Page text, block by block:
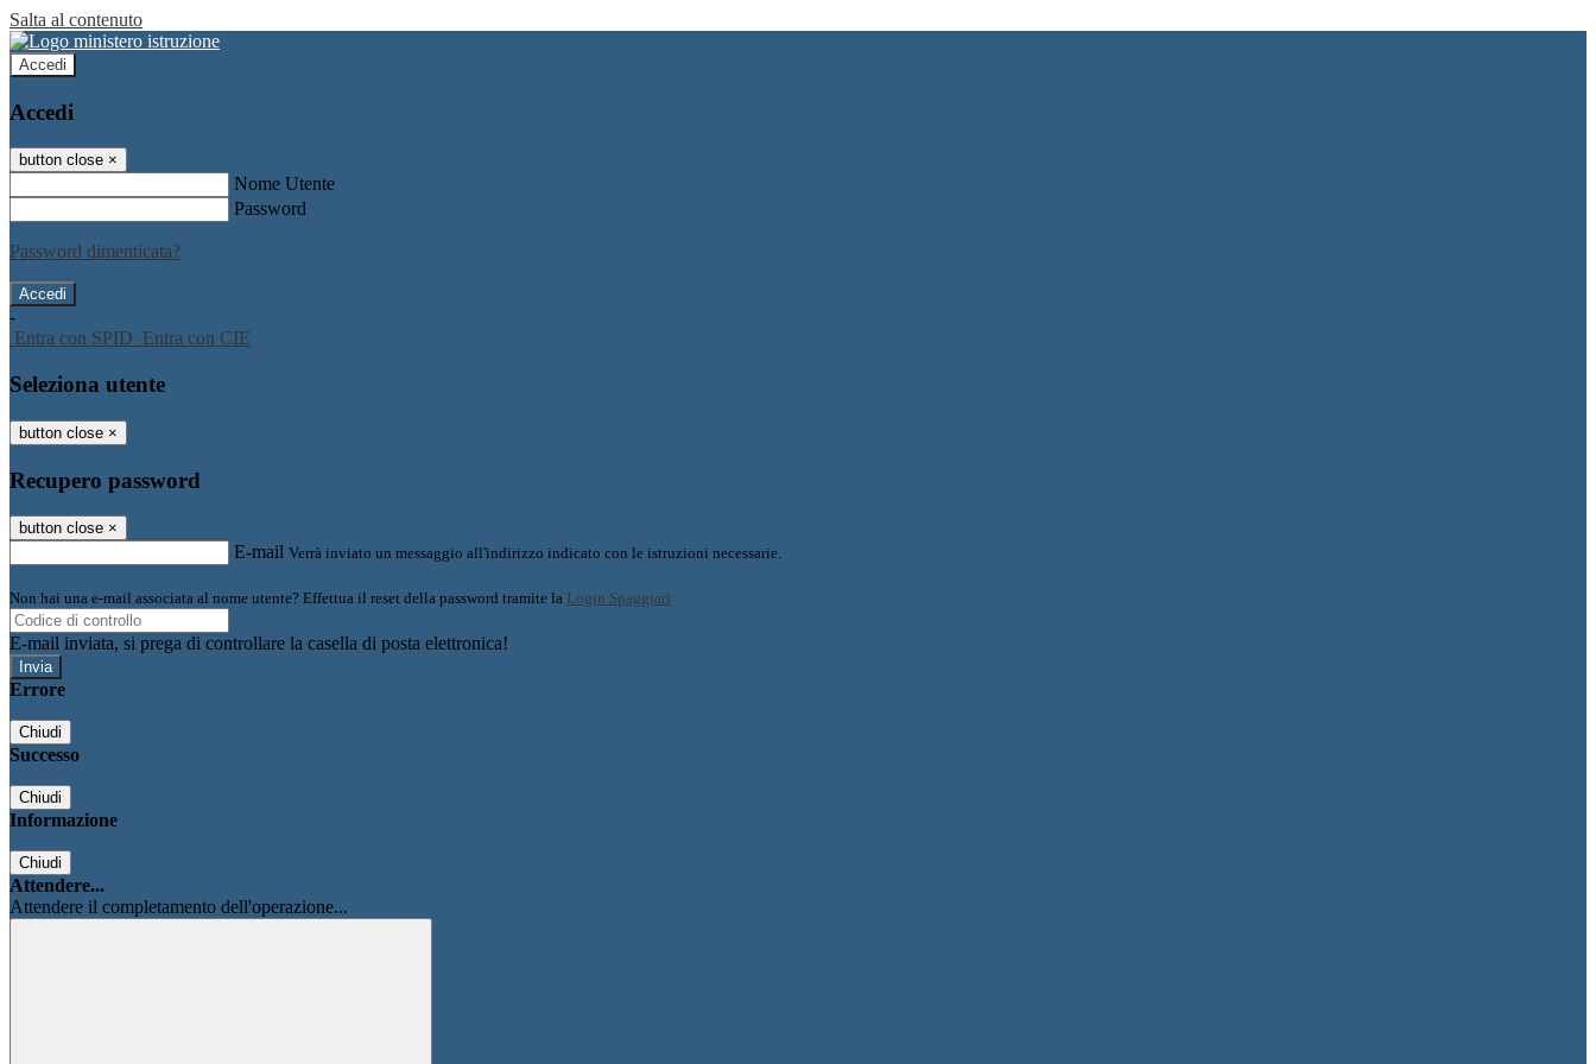
Salta al contenuto
Accedi
Accedi
button close ×
Nome Utente
Password
Password dimenticata?
-
Entra con SPID Entra con CIE
Seleziona utente
button close ×
Recupero password
button close ×
E-mail Verrà inviato un messaggio all'indirizzo indicato con le istruzioni necessarie.
Non hai una e-mail associata al nome utente? Effettua il reset della password tramite la Login Spaggiari
E-mail inviata, si prega di controllare la casella di posta elettronica!
Errore
Chiudi
Successo
Chiudi
Informazione
Chiudi
Attendere...
Attendere il completamento dell'operazione...